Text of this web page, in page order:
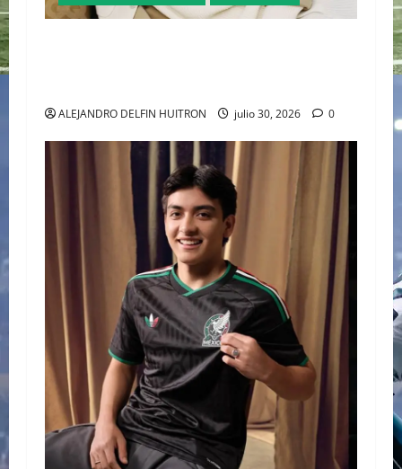
ALEJANDRO DELFIN HUITRON julio 30, 2026 0